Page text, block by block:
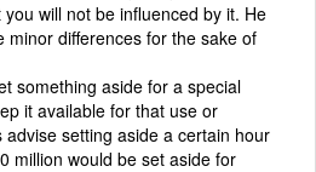
will not be influenced by it. He
minor differences for the sake of
something aside for a special
it available for that use or
setting aside a certain hour
million would be set aside for